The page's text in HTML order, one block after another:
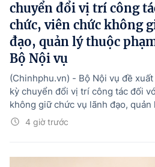
chuyển đổi vị trí công
chức, viên chức không
đạo, quản lý thuộc
Bộ Nội vụ
4 giờ trước
(Chinhphu.vn) - Bộ Nội vụ đề
kỳ chuyển đổi vị trí công tác đối
không giữ chức vụ lãnh đạo, quản